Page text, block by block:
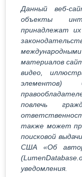
Данный веб-
объекты
принадлежат
материалов
видео,
элементов)
повлечь
также может
поисковой
США «Об
уведомления.